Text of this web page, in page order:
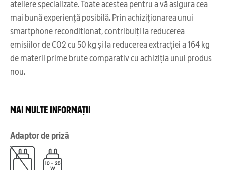
ateliere specializate. Toate acestea pentru a vă asigura cea
mai bună experiență posibilă. Prin achiziționarea unui
smartphone reconditionat, contribuiți la reducerea
emisiilor de CO2 cu 50 kg și la reducerea extracției a 164 kg
de materii prime brute comparativ cu achiziția unui produs
nou.
MAI MULTE INFORMAȚII
Adaptor de priză